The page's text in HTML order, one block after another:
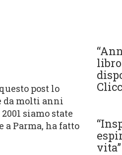
post lo
da molti anni
siamo state
a Parma, ha fatto
libro
vita”